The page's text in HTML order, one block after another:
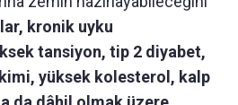
kronik uyku
tansiyon, tip 2 diyabet,
yüksek kolesterol, kalp